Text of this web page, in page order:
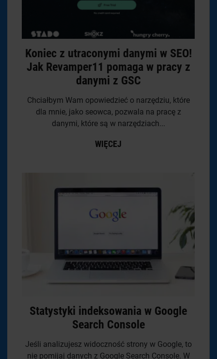
Koniec z utraconymi danymi w SEO!
Jak Revamper11 pomaga w pracy z
danymi z GSC
Chciałbym Wam opowiedzieć o narzędziu, które
dla mnie, jako seowca, pozwala na pracę z
danymi, które są w narzędziach...
WIĘCEJ
Statystyki indeksowania w Google
Search Console
Jeśli analizujesz widoczność strony w Google, to
nie pomijaj danych z Google Search Console. W